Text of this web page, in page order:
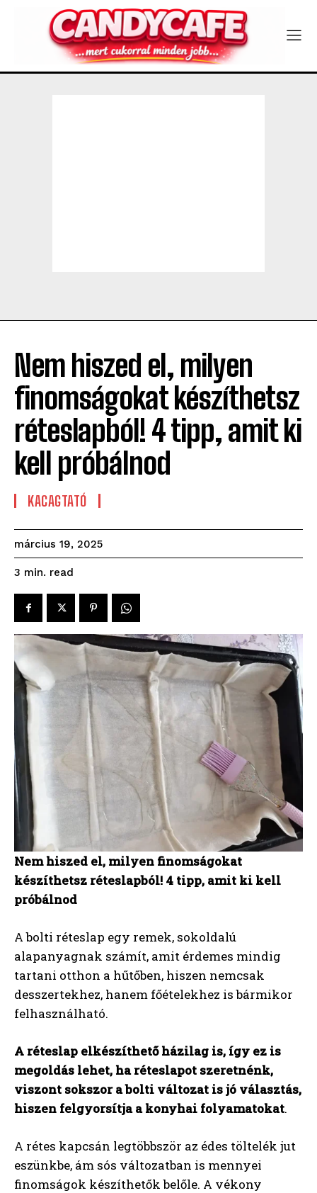
Nem hiszed el, milyen
finomságokat készíthetsz
réteslapból! 4 tipp, amit ki
kell próbálnod
KACAGTATÓ
március 19, 2025
3 min. read
Nem hiszed el, milyen finomságokat
készíthetsz réteslapból! 4 tipp, amit ki kell
próbálnod
A bolti réteslap egy remek, sokoldalú
alapanyagnak számít, amit érdemes mindig
tartani otthon a hűtőben, hiszen nemcsak
desszertekhez, hanem főételekhez is bármikor
felhasználható.
A réteslap elkészíthető házilag is, így ez is
megoldás lehet, ha réteslapot szeretnénk,
viszont sokszor a bolti változat is jó választás,
hiszen felgyorsítja a konyhai folyamatokat.
A rétes kapcsán legtöbbször az édes töltelék jut
eszünkbe, ám sós változatban is mennyei
finomságok készíthetők belőle. A vékony